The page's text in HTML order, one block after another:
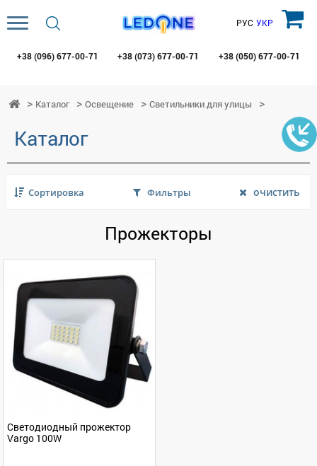
+38 (096) 677-00-71 +38 (073)677-00-71 +38 (050)677-00-71
РУС УКР
Каталог Освещение Светильники для улицы
Каталог
Сортировка Фильтры очистить
Прожекторы
Светодиодный прожектор
Vargo 100W